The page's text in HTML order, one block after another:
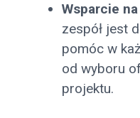
Wsparcie
zespół jest
pomóc w
od wyboru
projektu.